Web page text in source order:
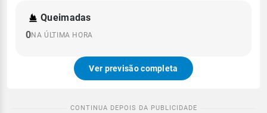
Queimadas
0NA ÚLTIMA HORA
Ver previsão completa